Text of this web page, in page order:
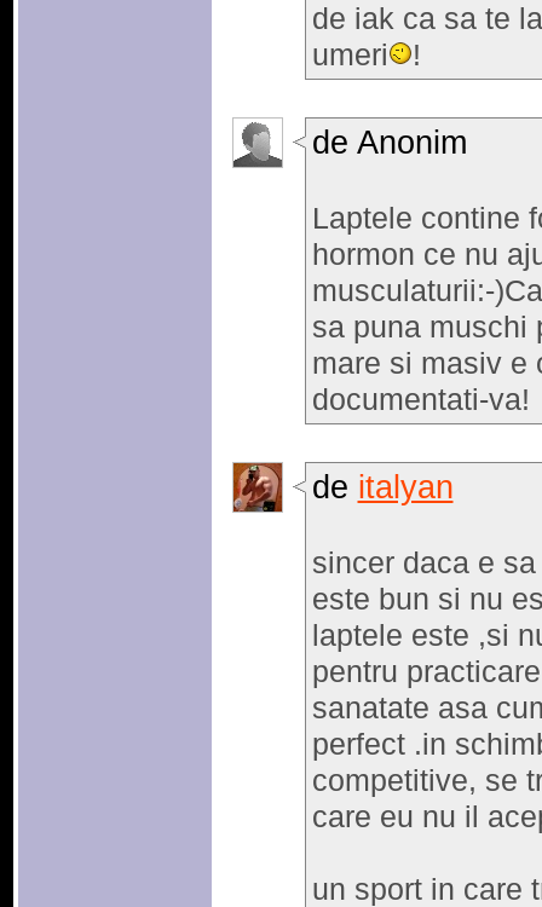
de iak ca sa te
umeri
!
de Anonim
Laptele contine
hormon ce nu
musculaturii:-
sa puna muschi
mare si masiv e
documentati-va!
de italyan
sincer daca e
este bun si nu
laptele este ,si
pentru
sanatate asa
perfect .in
competitive, se
care eu nu il
un sport in care